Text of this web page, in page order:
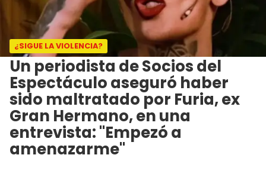
¿SIGUE LA VIOLENCIA?
Un periodista de Socios del
Espectáculo aseguró haber
sido maltratado por Furia, ex
Gran Hermano, en una
entrevista: "Empezó a
amenazarme"